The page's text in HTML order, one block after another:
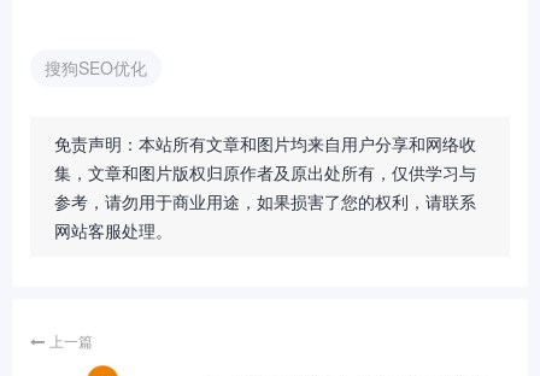
搜狗SEO优化
免责声明：本站所有文章和图片均来自用户分享和网络收
集，文章和图片版权归原作者及原出处所有，仅供学习与
参考，请勿用于商业用途，如果损害了您的权利，请联系
网站客服处理。
上一篇